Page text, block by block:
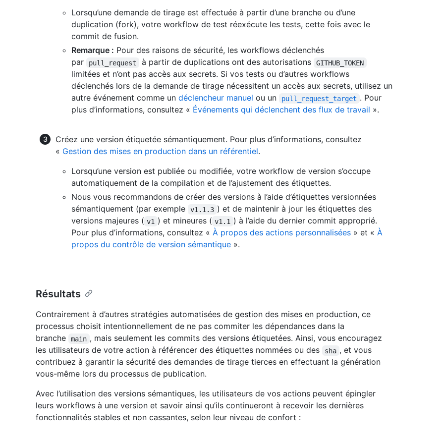
Lorsqu’une demande de tirage est effectuée à partir d’une branche ou d’une
duplication (fork), votre workflow de test réexécute les tests, cette fois avec le
commit de fusion.
Remarque : Pour des raisons de sécurité, les workflows déclenchés
par
pull_request à partir de duplications ont des autorisations GITHUB_TOKEN
limitées et n’ont pas accès aux secrets. Si vos tests ou d’autres workflows
déclenchés lors de la demande de tirage nécessitent un accès aux secrets, utilisez un
autre événement comme un déclencheur manuel ou un pull_request_target . Pour
plus d’informations, consultez « Événements qui déclenchent des flux de travail ».
Créez une version étiquetée sémantiquement. Pour plus d’informations, consultez
« Gestion des mises en production dans un référentiel.
Lorsqu’une version est publiée ou modifiée, votre workflow de version s’occupe
automatiquement de la compilation et de l’ajustement des étiquettes.
Nous vous recommandons de créer des versions à l’aide d’étiquettes versionnées
sémantiquement (par exemple
v1.1.3 ) et de maintenir à jour les étiquettes des
versions majeures ( v1 ) et mineures ( v1.1 ) à l’aide du dernier commit approprié.
Pour plus d’informations, consultez « À propos des actions personnalisées » et « À
propos du contrôle de version sémantique ».
Résultats
Contrairement à d’autres stratégies automatisées de gestion des mises en production, ce
processus choisit intentionnellement de ne pas commiter les dépendances dans la
branche
main , mais seulement les commits des versions étiquetées. Ainsi, vous encouragez
les utilisateurs de votre action à référencer des étiquettes nommées ou des
sha , et vous
contribuez à garantir la sécurité des demandes de tirage tierces en effectuant la génération
vous-même lors du processus de publication.
Avec l’utilisation des versions sémantiques, les utilisateurs de vos actions peuvent épingler
leurs workflows à une version et savoir ainsi qu’ils continueront à recevoir les dernières
fonctionnalités stables et non cassantes, selon leur niveau de confort :